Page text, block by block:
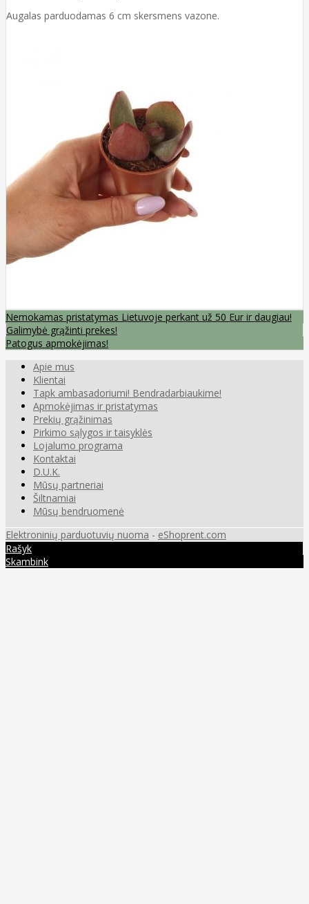
Augalas parduodamas 6 cm skersmens vazone.
Nemokamas pristatymas Lietuvoje perkant už 50 Eur ir daugiau!
Galimybė grąžinti prekes!
Patogus apmokėjimas!
Apie mus
Klientai
Tapk ambasadoriumi! Bendradarbiaukime!
Apmokėjimas ir pristatymas
Prekių grąžinimas
Pirkimo sąlygos ir taisyklės
Lojalumo programa
Kontaktai
D.U.K.
Mūsų partneriai
Šiltnamiai
Mūsų bendruomenė
Elektroninių parduotuvių nuoma - eShoprent.com
Rašyk
Skambink